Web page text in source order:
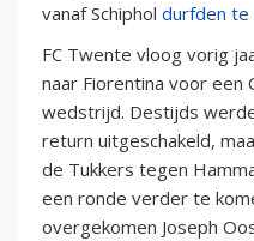
vanaf Schiphol durfden te
FC Twente vloog vorig
naar Fiorentina voor een
wedstrijd. Destijds
return uitgeschakeld,
de Tukkers tegen
een ronde verder te
overgekomen Joseph